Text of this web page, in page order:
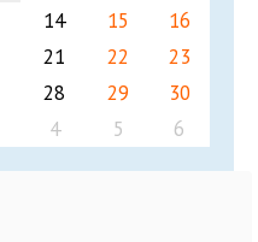
14 15
16
21 22
23
28 29
30
4 5 6